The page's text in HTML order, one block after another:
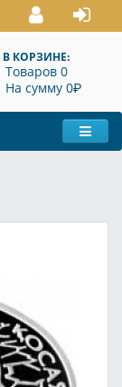
В КОРЗИНЕ:
Товаров 0
На сумму 0P